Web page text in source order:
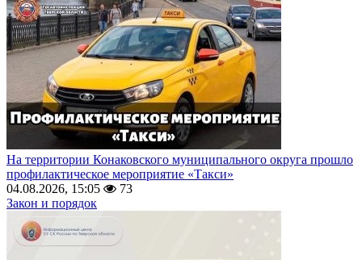
На территории Конаковского муниципального округа прошло
профилактическое мероприятие «Такси»
04.08.2026, 15:05
73
Закон и порядок